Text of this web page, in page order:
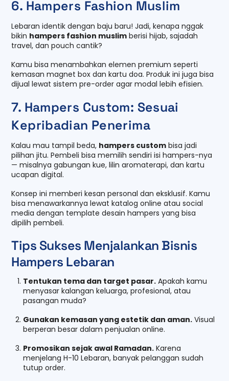
6. Hampers Fashion Muslim
Lebaran identik dengan baju baru! Jadi, kenapa nggak
bikin hampers fashion muslim berisi hijab, sajadah
travel, dan pouch cantik?
Kamu bisa menambahkan elemen premium seperti
kemasan magnet box dan kartu doa. Produk ini juga bisa
dijual lewat sistem pre-order agar modal lebih efisien.
7. Hampers Custom: Sesuai
Kepribadian Penerima
Kalau mau tampil beda, hampers custom bisa jadi
pilihan jitu. Pembeli bisa memilih sendiri isi hampers-nya
— misalnya gabungan kue, lilin aromaterapi, dan kartu
ucapan digital.
Konsep ini memberi kesan personal dan eksklusif. Kamu
bisa menawarkannya lewat katalog online atau social
media dengan template desain hampers yang bisa
dipilih pembeli.
Tips Sukses Menjalankan Bisnis
Hampers Lebaran
Tentukan tema dan target pasar.Apakah kamu
menyasar kalangan keluarga, profesional, atau
pasangan muda?
Gunakan kemasan yang estetik dan aman.Visual
berperan besar dalam penjualan online.
Promosikan sejak awal Ramadan.Karena
menjelang H-10 Lebaran, banyak pelanggan sudah
tutup order.